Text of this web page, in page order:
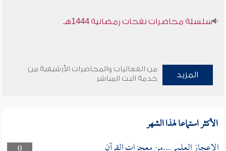
سلسلة محاضرات نفحات رمضانية 1444هـ
المزيد
من الفعاليات والمحاضرات الأرشيفية من
خدمة البث المباشر
الأكثر استماعا لهذا الشهر